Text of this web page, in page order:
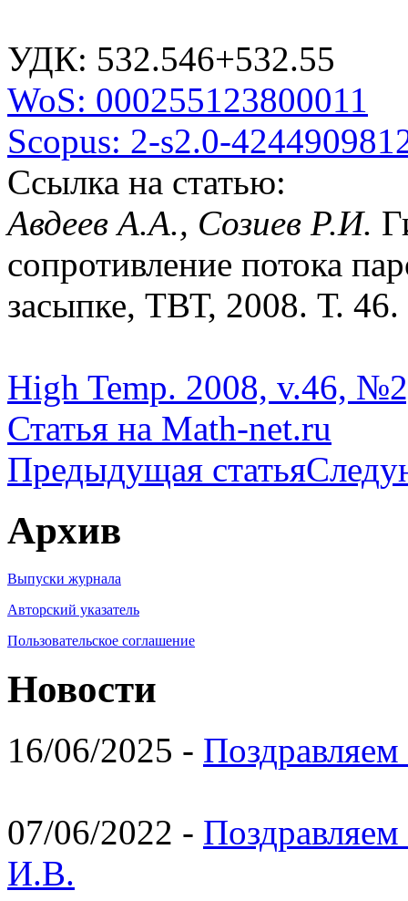
УДК: 532.546+532.55
WoS: 000255123800011
Scopus: 2-s2.0-
Ссылка на статью:
Авдеев А.А., Созиев Р.И.
сопротивление потока
засыпке, ТВТ, 2008. Т.
High Temp. 2008, v.46,
Статья на Math-net.ru
Предыдущая статья
Архив
Выпуски журнала
Авторский указатель
Пользовательское соглашение
Новости
16/06/2025 -
07/06/2022 -
И.В.